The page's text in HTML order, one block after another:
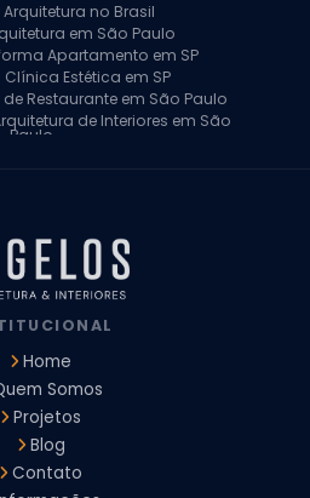
no Brasil
em São Paulo
Apartamento em SP
Estética em SP
Restaurante em São Paulo
de Interiores em São
Paulo
Comercial em São Paulo
Comercial
de Apartamento
Reforma Residencial
Reforma de Casas
Apartamentos
Residencial
Arquitetura e Design
e Design de Interiores
Design de Interiores
Arquitetura Institucional
Home
Somos
Projetos
Blog
Contato